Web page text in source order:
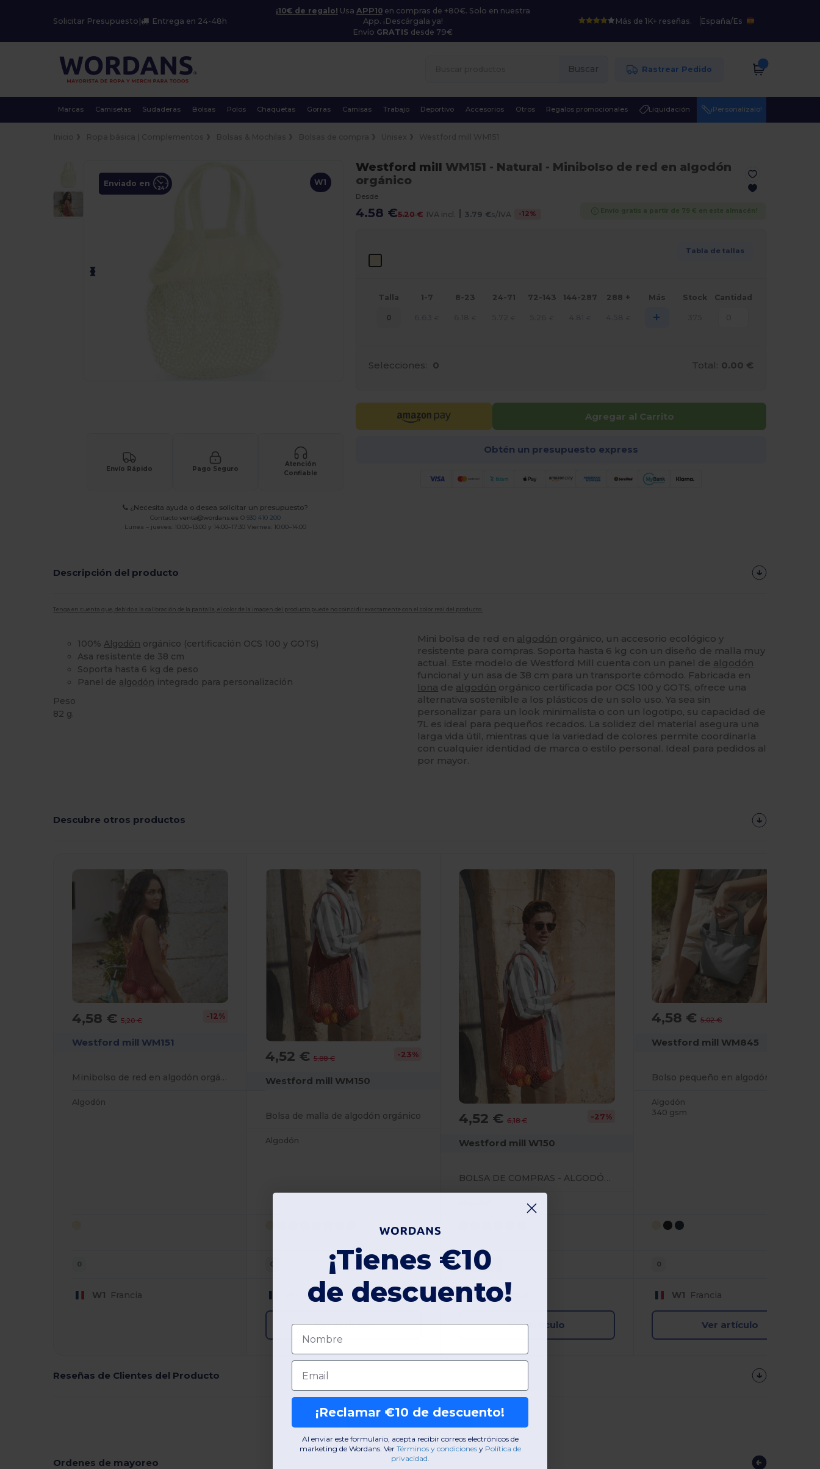
Solicitar Presupuesto Entrega en 24-48h
¡10€ de regalo! Usa APP10en compras de +80€. Solo en nuestra
App. ¡Descárgala ya!
Envío GRATIS desde 79€
Más de 1K+ reseñas. España/Es
Buscar Rastrear Pedido
Marcas Camisetas Sudaderas Bolsas Polos Chaquetas Gorras Camisas Trabajo Deportivo Accesorios Otros Regalos promocionales Liquidación ¡Personalízalo!
W1
Enviado en
Envío Rápido Pago Seguro
Atención
Confiable
¿Necesita ayuda o desea solicitar un presupuesto?
Contacto venta@wordans.es O 930 410 200
Lunes – jueves: 10:00–13:00 y 14:00–17:30 Viernes: 10:00–14:00
Westford mill WM151 - Natural - Minibolso de red en algodón
orgánico
Desde
4.58 €5.20 € IVA incl. | 3.79 €s/IVA -12% Envío gratis a partir de 79 € en este almacén!
Tabla de tallas
Talla 1-7 8-23 24-71 72-143 144-287 288 + Más Stock Cantidad
0 +
Selecciones: 0 Total: 0.00 €
Agregar al Carrito
Obtén un presupuesto express
Descripción del producto
Tenga en cuenta que, debido a la calibración de la pantalla, el color de la imagen del producto puede no coincidir exactamente con el color real del producto.
100%Algodón orgánico (certificación OCS 100 y GOTS)
Asa resistente de 38 cm
Soporta hasta 6 kg de peso
Panel de algodón integrado para personalización
Peso
82 g.
Mini bolsa de red en algodón orgánico, un accesorio ecológico y
resistente para compras. Soporta hasta 6 kg con un diseño de malla muy
actual. Este modelo de Westford Mill cuenta con un panel de algodón
funcional y un asa de 38 cm para un transporte cómodo. Fabricada en
lona de algodón orgánico certificada por OCS 100 y GOTS, ofrece una
alternativa sostenible a los plásticos de un solo uso. Ya sea sin
personalizar para un look minimalista o con un logotipo, su capacidad de
7L es ideal para pequeños recados. La solidez del material asegura una
larga vida útil, mientras que la variedad de colores permite coordinarla
con cualquier identidad de marca o estilo personal. Ideal para pedidos al
por mayor.
Descubre otros productos
4,58 €5,20 € -12%
Westford mill WM151
Minibolso de red en algodón orgánico
Algodón
0
W1 Francia
4,52 € 5,88 € -23%
Westford mill WM150
Bolsa de malla de algodón orgánico
Algodón
0
Francia
Ver artículo
4,52 €6,18 € -27%
Westford mill W150
BOLSA DE COMPRAS - ALGODÓN ORGÁNICO
One Size
W1Francia
Ver artículo
4,58 €5,02 €
Westford mill WM845
Algodón
340 gsm
0
W1 Francia
Ver artículo
Reseñas de Clientes del Producto
Añadir un comentario
Ordenes de mayoreo
¡Tienes €10
de descuento!
Nombre
Email
¡Reclamar €10 de descuento!
Al enviar este formulario, acepta recibir correos electrónicos de
marketing de Wordans. Ver​ Términos y condiciones​ y Política de
privacidad.